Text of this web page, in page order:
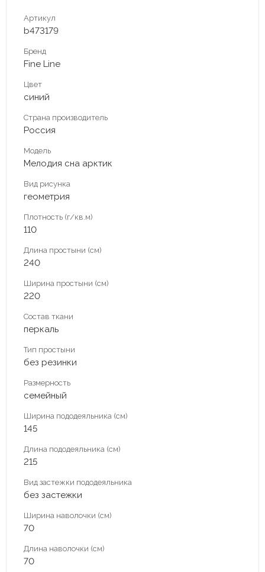
Артикул
b473179
Бренд
Fine Line
Цвет
синий
Страна производитель
Россия
Модель
Мелодия сна арктик
Вид рисунка
геометрия
Плотность (г/кв.м)
110
Длина простыни (см)
240
Ширина простыни (см)
220
Состав ткани
перкаль
Тип простыни
без резинки
Размерность
семейный
Ширина пододеяльника (см)
145
Длина пододеяльника (см)
215
Вид застежки пододеяльника
без застежки
Ширина наволочки (см)
70
Длина наволочки (см)
70